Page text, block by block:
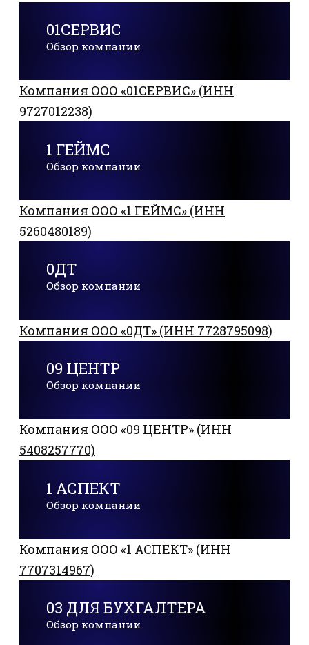
01СЕРВИС
Обзор компании
Компания ООО «01СЕРВИС» (ИНН
9727012238)
1 ГЕЙМС
Обзор компании
Компания ООО «1 ГЕЙМС» (ИНН
5260480189)
0ДТ
Обзор компании
Компания ООО «0ДТ» (ИНН 7728795098)
09 ЦЕНТР
Обзор компании
Компания ООО «09 ЦЕНТР» (ИНН
5408257770)
1 АСПЕКТ
Обзор компании
Компания ООО «1 АСПЕКТ» (ИНН
7707314967)
03 ДЛЯ БУХГАЛТЕРА
Обзор компании